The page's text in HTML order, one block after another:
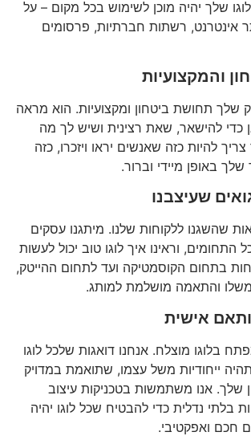
שלך יהיה מוכן לשימוש בכל מקום – על
אינטרנט, רשתות חברתיות, פרסומים
והמקצועיות
שלך תחושת ביטחון ומקצועיות. הוא מראה
כדי להישאר, שאת רצינית ושיש לך מה
להיות כזה שאנשים יראו ויזכרו, כזה
באופן מיידי וברור.
שעיצבנו
שהשגנו ללקוחות שלנו. מיתגנו עסקים
התחומים, וראינו איך לוגו טוב יכול לעשות
בתחום הקוסמטיקה ועד לתחום ההייטק,
משלו והתאמה מושלמת למותג.
אישית
בלוגו מוצלח. אנחנו דואגות שלכל לוגו
ייחודיות משל עצמו, שתואמת במדויק
שלך. אנו משתמשות בטכניקות עיצוב
בלתי נדלית כדי להבטיח שכל לוגו יהיה
חכם ואפקטיבי.